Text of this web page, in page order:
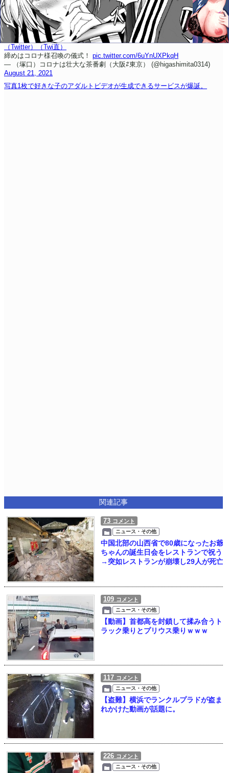
（Twitter）
（Twi直）
締めはコロナ様召喚の儀式！ pic.twitter.com/6uYnUXPkqH
— （塚口）コロナは壮大な茶番劇（大阪⇄東京） (@higashimita0314)
August 21, 2021
写真1枚で好きな子のアダルトビデオが生成できるサービスが爆誕。
関連記事
73 コメント
ニュース・その他
中国北部の山西省で80歳になったお爺
ちゃんの誕生日会をレストランで祝う
→突如レストランが崩壊し29人が死亡
109 コメント
ニュース・その他
【動画】首都高を封鎖して揉み合うト
ラック乗りとプリウス乗りｗｗｗ
117 コメント
ニュース・その他
【盗難】横浜でランクルプラドが盗ま
れかけた動画が話題に。
226 コメント
ニュース・その他